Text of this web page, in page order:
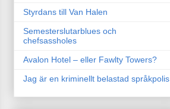
Styrdans till Van Halen
Semesterslutarblues och
chefsassholes
Avalon Hotel – eller Fawlty Towers?
Jag är en kriminellt belastad språkpolis